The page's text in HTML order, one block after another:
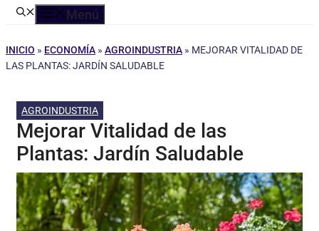
Menú
INICIO » ECONOMÍA » AGROINDUSTRIA » MEJORAR VITALIDAD DE
LAS PLANTAS: JARDÍN SALUDABLE
AGROINDUSTRIA
Mejorar Vitalidad de las
Plantas: Jardín Saludable